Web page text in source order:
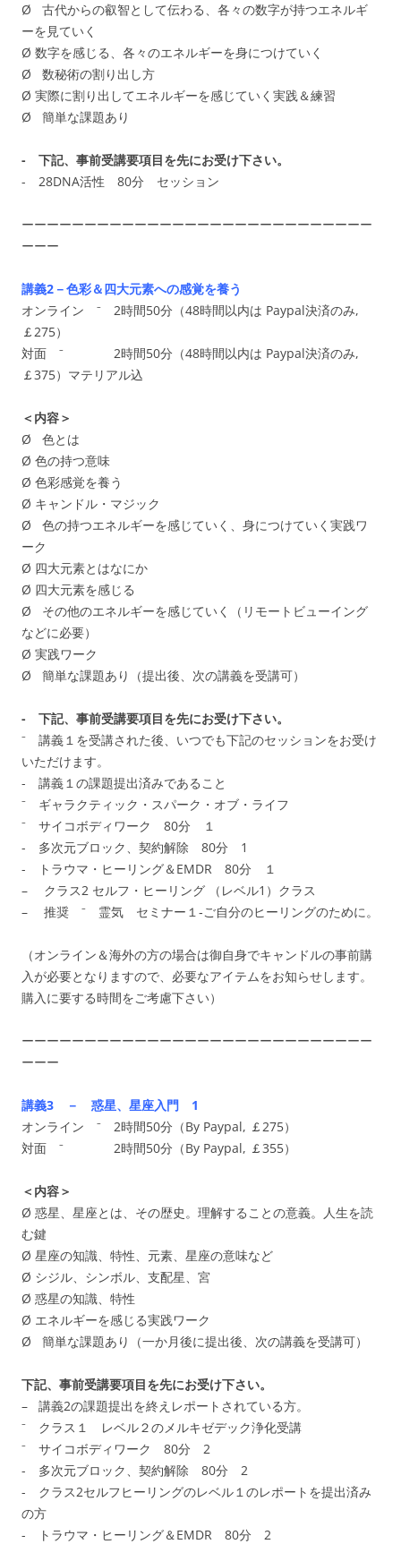
Ø 古代からの叡智として伝わる、各々の数字が持つエネルギ
ーを見ていく
Ø 数字を感じる、各々のエネルギーを身につけていく
Ø 数秘術の割り出し方
Ø 実際に割り出してエネルギーを感じていく実践＆練習
Ø 簡単な課題あり
- 下記、事前受講要項目を先にお受け下さい。
- 28DNA活性 80分 セッション
ーーーーーーーーーーーーーーーーーーーーーーーーーーーー
ーーー
講義2－色彩＆四大元素への感覚を養う
オンライン ⁻ 2時間50分（48時間以内は Paypal決済のみ,
￡275）
対面 ⁻ 2時間50分（48時間以内は Paypal決済のみ,
￡375）マテリアル込
＜内容＞
Ø 色とは
Ø 色の持つ意味
Ø 色彩感覚を養う
Ø キャンドル・マジック
Ø 色の持つエネルギーを感じていく、身につけていく実践ワ
ーク
Ø 四大元素とはなにか
Ø 四大元素を感じる
Ø その他のエネルギーを感じていく（リモートビューイング
などに必要）
Ø 実践ワーク
Ø 簡単な課題あり（提出後、次の講義を受講可）
- 下記、事前受講要項目を先にお受け下さい。
⁻ 講義１を受講された後、いつでも下記のセッションをお受け
いただけます。
- 講義１の課題提出済みであること
⁻ ギャラクティック・スパーク・オブ・ライフ
⁻ サイコボディワーク 80分 １
- 多次元ブロック、契約解除 80分 1
- トラウマ・ヒーリング＆EMDR 80分 １
– クラス2 セルフ・ヒーリング （レベル1）クラス
– 推奨 ⁻ 霊気 セミナー１‐ご自分のヒーリングのために。
（オンライン＆海外の方の場合は御自身でキャンドルの事前購
入が必要となりますので、必要なアイテムをお知らせします。
購入に要する時間をご考慮下さい）
ーーーーーーーーーーーーーーーーーーーーーーーーーーーー
ーーー
講義3 － 惑星、星座入門 1
オンライン ⁻ 2時間50分（By Paypal, ￡275）
対面 ⁻ 2時間50分（By Paypal, ￡355）
＜内容＞
Ø 惑星、星座とは、その歴史。理解することの意義。人生を読
む鍵
Ø 星座の知識、特性、元素、星座の意味など
Ø シジル、シンボル、支配星、宮
Ø 惑星の知識、特性
Ø エネルギーを感じる実践ワーク
Ø 簡単な課題あり（一か月後に提出後、次の講義を受講可）
下記、事前受講要項目を先にお受け下さい。
– 講義2の課題提出を終えレポートされている方。
⁻ クラス１ レベル２のメルキゼデック浄化受講
⁻ サイコボディワーク 80分 2
- 多次元ブロック、契約解除 80分 2
- クラス2セルフヒーリングのレベル１のレポートを提出済み
の方
- トラウマ・ヒーリング＆EMDR 80分 2